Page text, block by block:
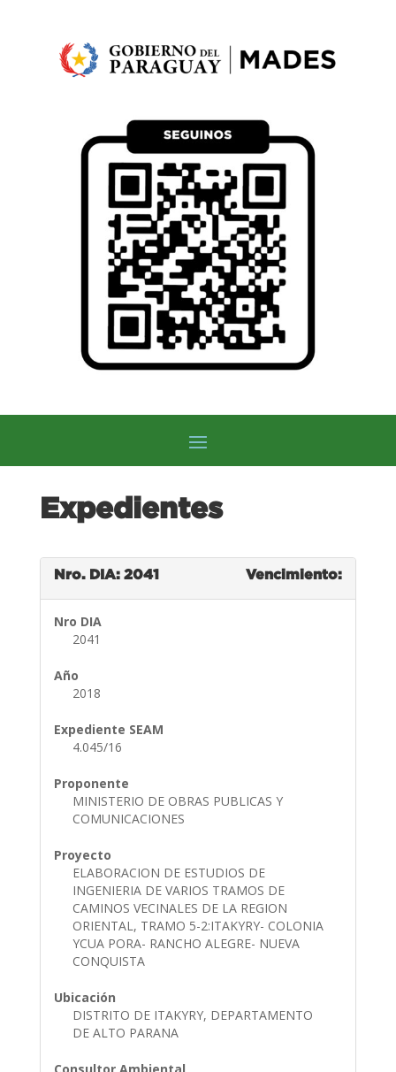
Expedientes
Nro. DIA: 2041 Vencimiento:
Nro DIA
2041
Año
2018
Expediente SEAM
4.045/16
Proponente
MINISTERIO DE OBRAS PUBLICAS Y
COMUNICACIONES
Proyecto
ELABORACION DE ESTUDIOS DE
INGENIERIA DE VARIOS TRAMOS DE
CAMINOS VECINALES DE LA REGION
ORIENTAL, TRAMO 5-2:ITAKYRY- COLONIA
YCUA PORA- RANCHO ALEGRE- NUEVA
CONQUISTA
Ubicación
DISTRITO DE ITAKYRY, DEPARTAMENTO
DE ALTO PARANA